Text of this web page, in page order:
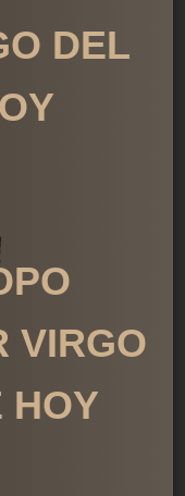
DEL
VIRGO
HOY